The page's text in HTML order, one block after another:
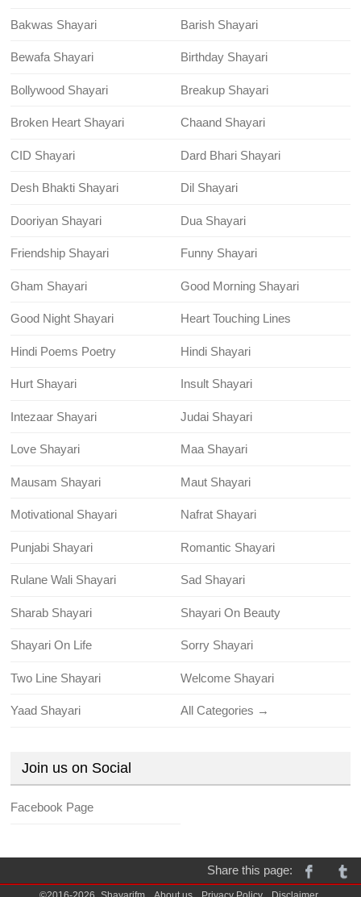
Bakwas Shayari Barish Shayari
Bewafa Shayari Birthday Shayari
Bollywood Shayari Breakup Shayari
Broken Heart Shayari Chaand Shayari
CID Shayari Dard Bhari Shayari
Desh Bhakti Shayari Dil Shayari
Dooriyan Shayari Dua Shayari
Friendship Shayari Funny Shayari
Gham Shayari Good Morning Shayari
Good Night Shayari Heart Touching Lines
Hindi Poems Poetry Hindi Shayari
Hurt Shayari Insult Shayari
Intezaar Shayari Judai Shayari
Love Shayari Maa Shayari
Mausam Shayari Maut Shayari
Motivational Shayari Nafrat Shayari
Punjabi Shayari Romantic Shayari
Rulane Wali Shayari Sad Shayari
Sharab Shayari Shayari On Beauty
Shayari On Life Sorry Shayari
Two Line Shayari Welcome Shayari
Yaad Shayari All Categories →
Join us on Social
Facebook Page
Share this page: